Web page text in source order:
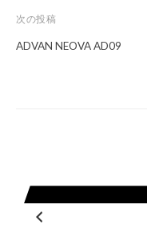
ナ
ビ
ン
次の投稿
ADVAN NEOVA AD09